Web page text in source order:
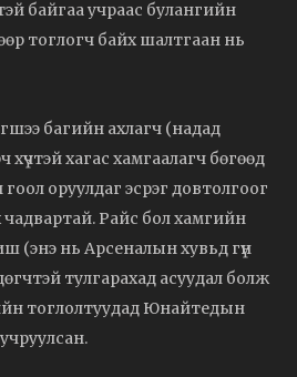
байгаа учраас булангийн
тоглогч байх шалтгаан нь
багийн ахлагч (надад
хүчтэй хагас хамгаалагч бөгөөд
оруулдаг эсрэг довтолгоог
чадвартай. Райс бол хамгийн
(энэ нь Арсеналын хувьд гүн
тулгарахад асуудал болж
тоглолтуудад Юнайтедын